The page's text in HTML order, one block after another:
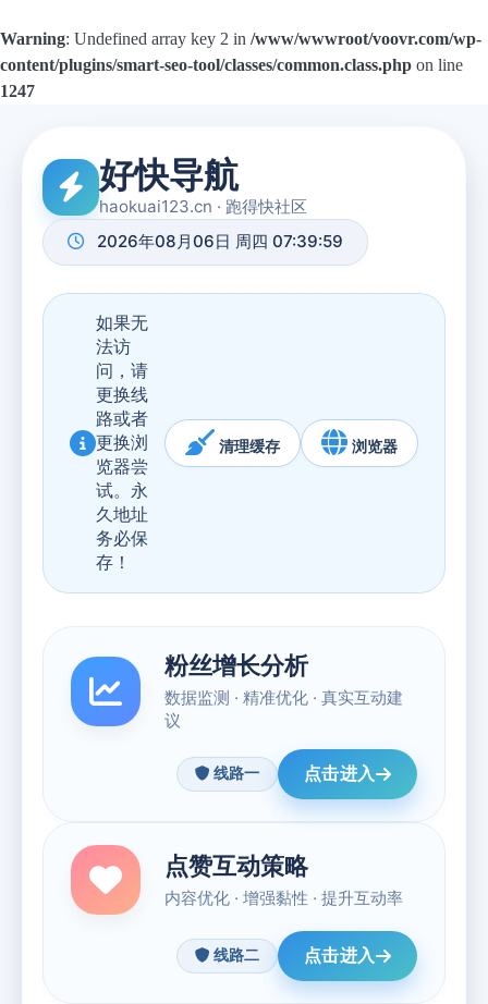
Warning: Undefined array key 2 in /www/wwwroot/voovr.com/wp-
content/plugins/smart-seo-tool/classes/common.class.php on line
1247